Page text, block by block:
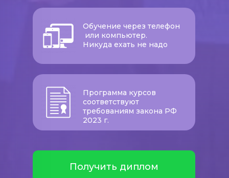
Получить диплом
Обучение через телефон
или компьютер.
Никуда ехать не надо
Программа курсов
соответствуют
требованиям закона РФ
2023 г.